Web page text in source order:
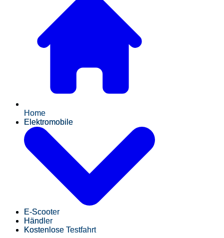
Home
Elektromobile
E-Scooter
Händler
Kostenlose Testfahrt